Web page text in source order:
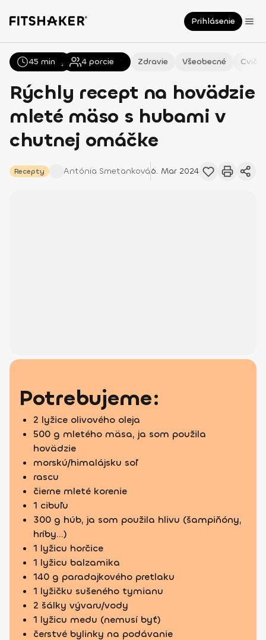
Prihlásenie
Všetky Recepty Zdravie Všeobecné
Rýchly recept na hovädzie
mleté mäso s hubami v
chutnej omáčke
Recepty Antónia Smetanková6. Mar 2024
45 min 4 porcie
Potrebujeme:
2 lyžice olivového oleja
500 g mletého mäsa, ja som použila
hovädzie
morskú/himalájsku soľ
rascu
čierne mleté korenie
1 cibuľu
300 g húb, ja som použila hlivu (šampiňóny,
hríby...)
1 lyžicu horčice
1 lyžicu balzamika
140 g paradajkového pretlaku
1 lyžičku sušeného tymianu
2 šálky vývaru/vody
1 lyžicu medu (nemusí byť)
čerstvé bylinky na podávanie